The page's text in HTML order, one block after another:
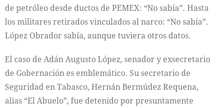
de petróleo desde ductos de PEMEX: “No sabía”. Hasta
los militares retirados vinculados al narco: “No sabía”.
López Obrador sabía, aunque tuviera otros datos.
El caso de Adán Augusto López, senador y exsecretario
de Gobernación es emblemático. Su secretario de
Seguridad en Tabasco, Hernán Bermúdez Requena,
alias “El Abuelo”, fue detenido por presuntamente